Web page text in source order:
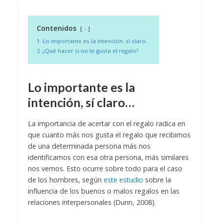
Contenidos
-
1 Lo importante es la intención, sí claro…
2 ¿Qué hacer si no te gusta el regalo?
Lo importante es la
intención, sí claro…
La importancia de acertar con el regalo radica en
que cuanto más nos gusta el regalo que recibimos
de una determinada persona más nos
identificamos con esa otra persona, más similares
nos vemos. Esto ocurre sobre todo para el caso
de los hombres, según este estudio sobre la
influencia de los buenos o malos regalos en las
relaciones interpersonales (Dunn, 2008).